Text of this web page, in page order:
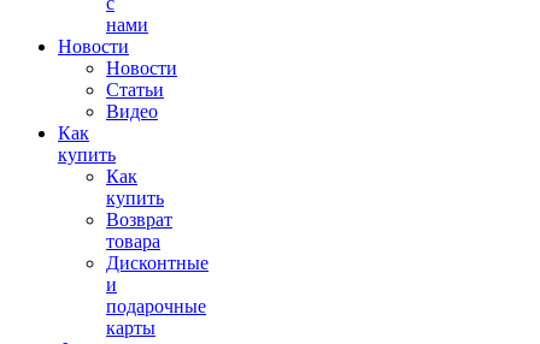
нами
Новости
Новости
Статьи
Видео
Как
купить
Как
купить
Возврат
товара
Дисконтные
и
подарочные
карты